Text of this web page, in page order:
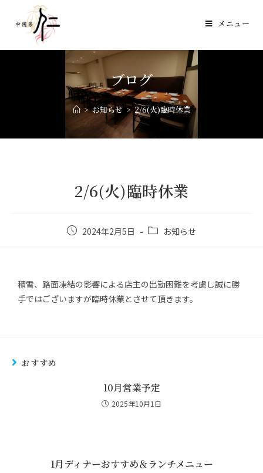
メニュー
ブログ
> お知らせ > 2/6(火)臨時休業
2/6(火)臨時休業
2024年2月5日 お知らせ
積雪、路面凍結の影響による店主の出勤困難を考慮し誠に勝
手ではございますが臨時休業とさせて頂きます。
おすすめ
10月営業予定
2025年10月1日
1月ディナーおすすめ＆ランチメニュー